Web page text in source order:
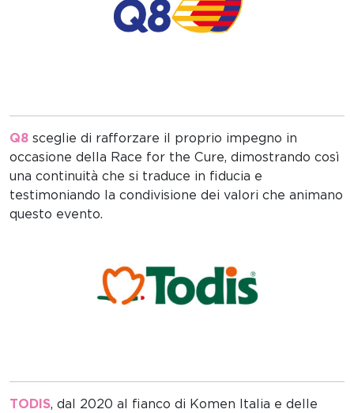
Q8 sceglie di rafforzare il proprio impegno in
occasione della Race for the Cure, dimostrando così
una continuità che si traduce in fiducia e
testimoniando la condivisione dei valori che animano
questo evento.
TODIS, dal 2020 al fianco di Komen Italia e delle